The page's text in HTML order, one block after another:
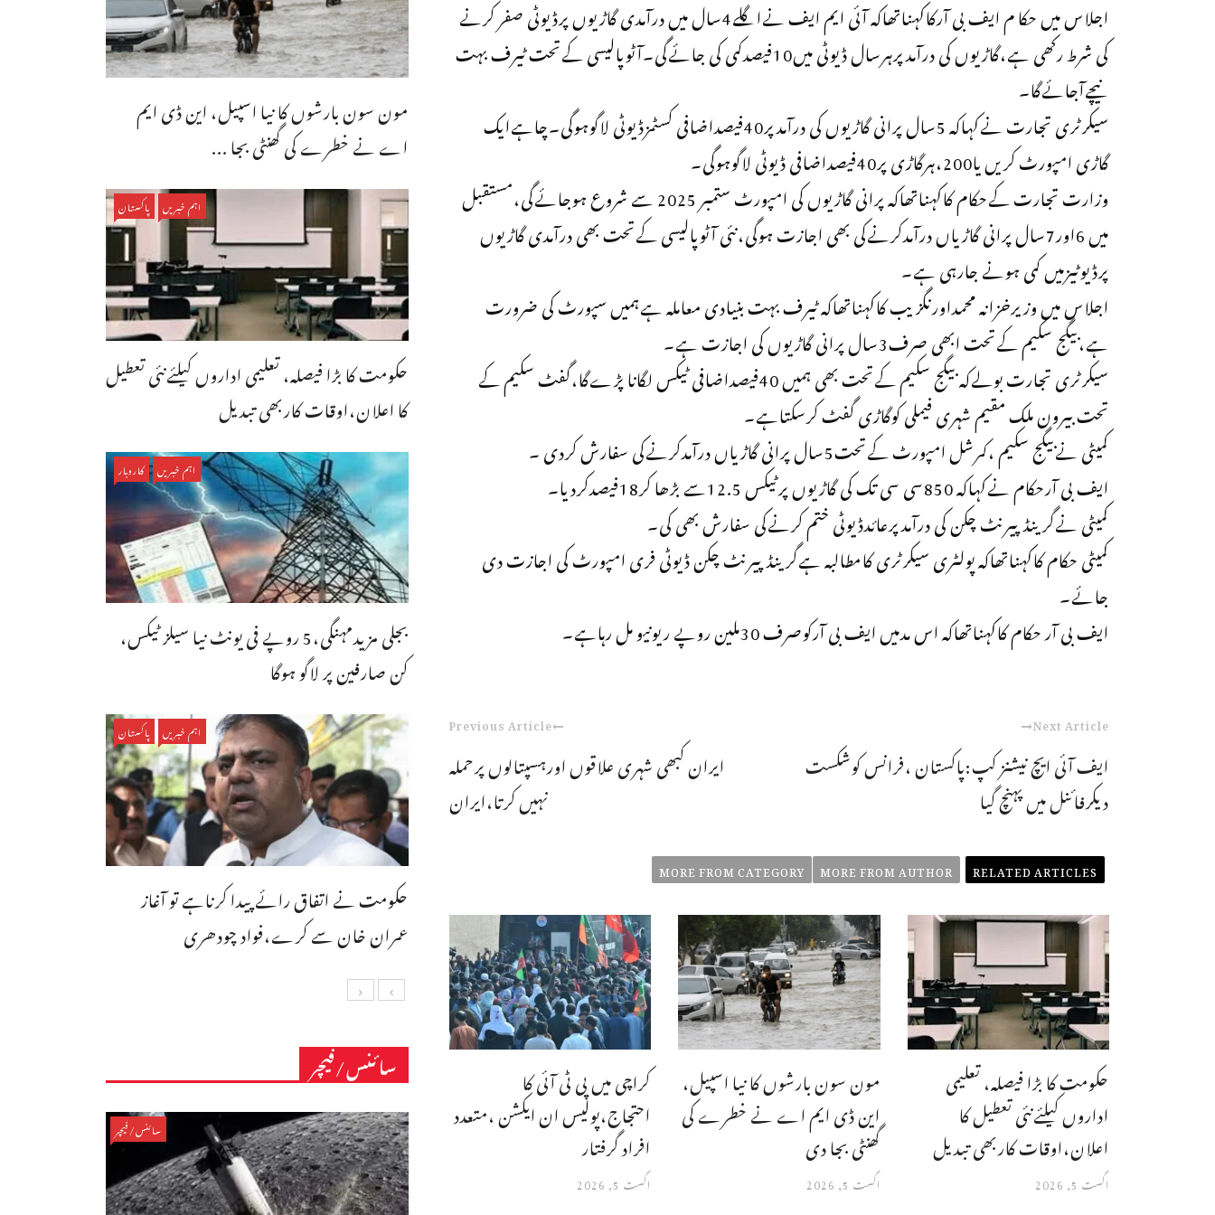
اجلاس میں حکا م ایف بی آرکاکہناتھاکہ آئی ایم ایف نےاگلے4سال میں درآمدی گاڑیوں پرڈیوٹی صفر کرنے
کی شرط رکھی ہے،گاڑیوں کی درآمدپرہرسال ڈیوٹی میں10فیصدکمی کی جائےگی۔آٹوپالیسی کےتحت ٹیرف بہت
نیچےآجائےگا۔
سیکرٹری تجارت نےکہاکہ 5سال پرانی گاڑیوں کی درآمدپر40فیصداضافی کسٹمزڈیوٹی لاگوہوگی۔چاہےایک
گاڑی امپورٹ کریں یا200،ہرگاڑی پر40فیصداضافی ڈیوٹی لاگوہوگی۔
وزارت تجارت کےحکام کاکہناتھاکہ پرانی گاڑیوں کی امپورٹ ستمبر 2025 سے شروع ہوجائےگی،مستقبل
میں 6اور7سال پرانی گاڑیاں درآمدکرنےکی بھی اجازت ہوگی،نئی آٹوپالیسی کےتحت بھی درآمدی گاڑیوں
پرڈیوٹیزمیں کمی ہونے جارہی ہے۔
اجلاس میں وزیرخزانہ محمداورنگزیب کاکہناتھاکہ ٹیرف بہت بنیادی معاملہ ہےہمیں سپورٹ کی ضرورت
ہے،بیگج سکیم کےتحت ابھی صرف3سال پرانی گاڑیوں کی اجازت ہے۔
سیکرٹری تجارت بولےکہ بیگج سکیم کےتحت بھی ہمیں 40فیصداضافی ٹیکس لگانا پڑےگا،گفٹ سکیم کے
تحت بیرون ملک مقیم شہری فیملی کوگاڑی گفٹ کرسکتاہے۔
کمیٹی نےبیگج سکیم ،کمرشل امپورٹ کےتحت5سال پرانی گاڑیاں درآمدکرنےکی سفارش کردی ۔
ایف بی آرحکام نےکہاکہ 850سی سی تک کی گاڑیوں پرٹیکس 12.5سے بڑھا کر18فیصدکردیا۔
کمیٹی نےگرینڈپیرنٹ چکن کی درآمدپرعائدڈیوٹی ختم کرنےکی سفارش بھی کی۔
کمیٹی حکام کاکہناتھاکہ پولٹری سیکرٹری کامطالبہ ہےگرینڈپیرنٹ چکن ڈیوٹی فری امپورٹ کی اجازت دی
جائے۔
ایف بی آر حکام کاکہناتھاکہ اس مدمیں ایف بی آرکوصرف 30ملین روپے ریونیو مل رہاہے۔
Previous Article
ایران کبھی شہری علاقوں اورہسپتالوں پرحملہ
نہیں کرتا،ایران
Next Article
ایف آئی ایچ نیشنز کپ:پاکستان ،فرانس کوشکست
دیکرفائنل میں پہنچ گیا
RELATED ARTICLES
MORE FROM AUTHOR
MORE FROM CATEGORY
کراچی میں پی ٹی آئی کا
احتجاج،پولیس ان ایکشن ،متعدد
افراد گرفتار
اگست 5, 2026
مون سون بارشوں کا نیا اسپیل،
این ڈی ایم اے نے خطرے کی
گھنٹی بجا دی
اگست 5, 2026
حکومت کا بڑا فیصلہ، تعلیمی
اداروں کیلئےنئی تعطیل کا
اعلان،اوقات کاربھی تبدیل
اگست 5, 2026
مون سون بارشوں کا نیا اسپیل، این ڈی ایم
اے نے خطرے کی گھنٹی بجا ...
اہم خبریں پاکستان
حکومت کا بڑا فیصلہ، تعلیمی اداروں کیلئےنئی تعطیل
کا اعلان،اوقات کاربھی تبدیل
اہم خبریں کاروبار
بجلی مزیدمہنگی،5 روپے فی یونٹ نیا سیلز ٹیکس،
کن صارفین پر لاگو ہوگا
اہم خبریں پاکستان
حکومت نے اتفاق رائے پیدا کرناہے تو آغاز
عمران خان سے کرے،فواد چودھری
سائنس/فیچر
سائنس/فیچر